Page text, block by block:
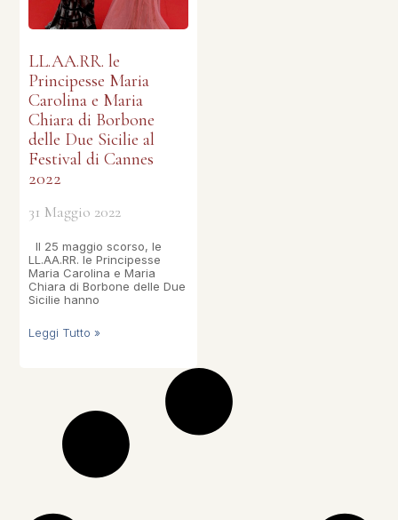
LL.AA.RR. le
Principesse Maria
Carolina e Maria
Chiara di Borbone
delle Due Sicilie al
Festival di Cannes
2022
31 Maggio 2022
Il 25 maggio scorso, le
LL.AA.RR. le Principesse
Maria Carolina e Maria
Chiara di Borbone delle Due
Sicilie hanno
Leggi Tutto »